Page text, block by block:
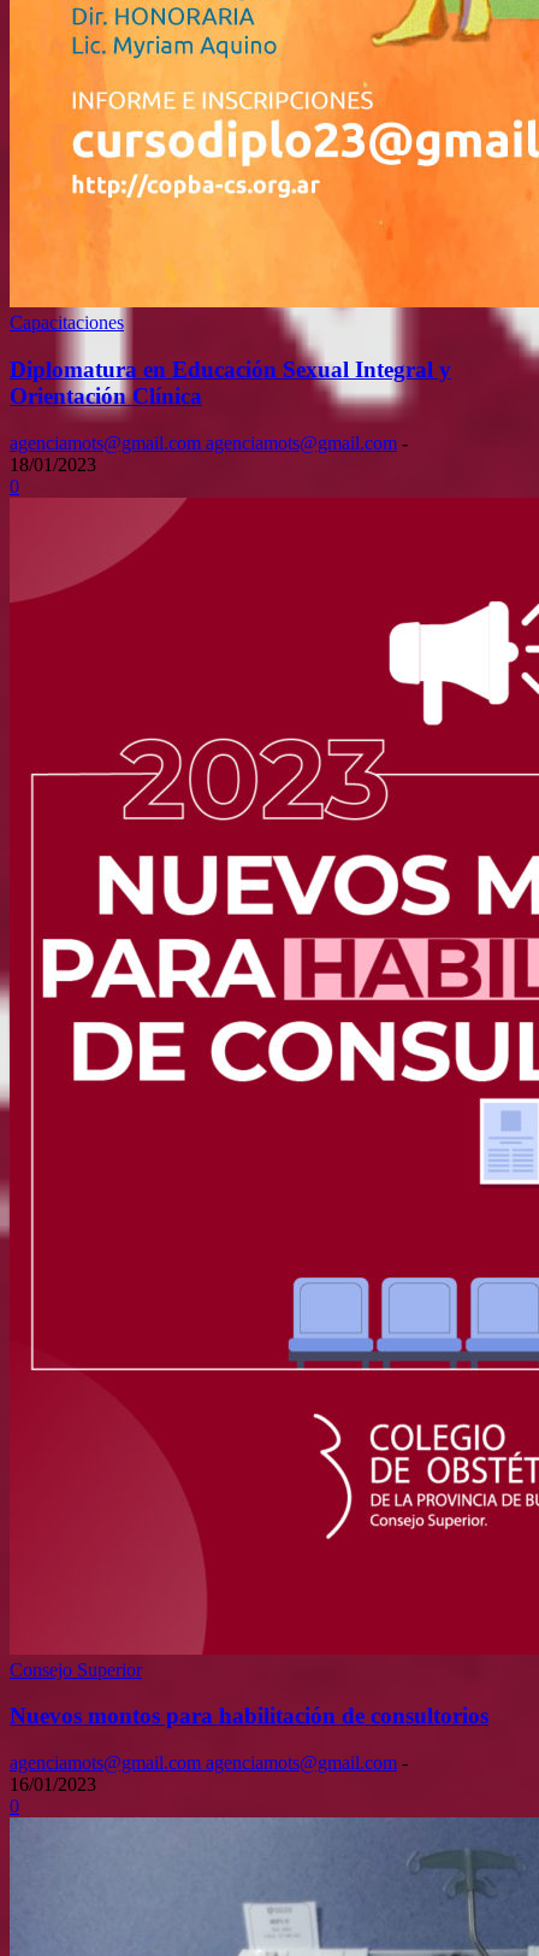
Capacitaciones
Diplomatura en Educación Sexual Integral y
Orientación Clínica
agenciamots@gmail.com agenciamots@gmail.com -
18/01/2023
0
Consejo Superior
Nuevos montos para habilitación de consultorios
agenciamots@gmail.com agenciamots@gmail.com -
16/01/2023
0